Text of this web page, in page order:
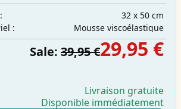
32 x 50 cm
:
Mousse viscoélastique
Sale: 39,95 €29,95 €
Livraison gratuite
Disponible immédiatement